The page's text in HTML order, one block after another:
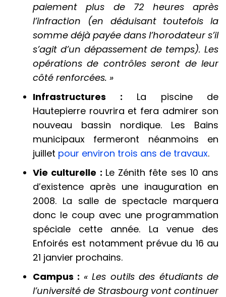
paiement plus de 72 heures après
l’infraction (en déduisant toutefois la
somme déjà payée dans l’horodateur s’il
s’agit d’un dépassement de temps). Les
opérations de contrôles seront de leur
côté renforcées. »
Infrastructures : La piscine de
Hautepierre rouvrira et fera admirer son
nouveau bassin nordique. Les Bains
municipaux fermeront néanmoins en
juillet pour environ trois ans de travaux.
Vie culturelle : Le Zénith fête ses 10 ans
d’existence après une inauguration en
2008. La salle de spectacle marquera
donc le coup avec une programmation
spéciale cette année. La venue des
Enfoirés est notamment prévue du 16 au
21 janvier prochains.
Campus : « Les outils des étudiants de
l’université de Strasbourg vont continuer